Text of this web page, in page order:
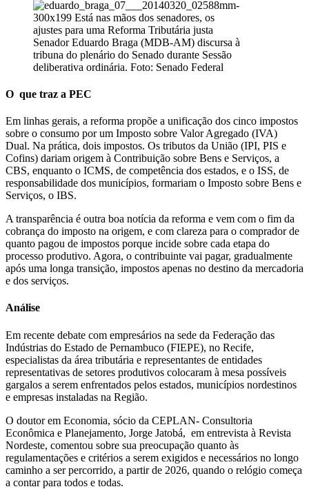
Senador Eduardo Braga (MDB-AM) discursa à
tribuna do plenário do Senado durante Sessão
deliberativa ordinária. Foto: Senado Federal
O que traz a PEC
Em linhas gerais, a reforma propõe a unificação dos cinco impostos
sobre o consumo por um Imposto sobre Valor Agregado (IVA)
Dual. Na prática, dois impostos. Os tributos da União (IPI, PIS e
Cofins) dariam origem à Contribuição sobre Bens e Serviços, a
CBS, enquanto o ICMS, de competência dos estados, e o ISS, de
responsabilidade dos municípios, formariam o Imposto sobre Bens e
Serviços, o IBS.
A transparência é outra boa notícia da reforma e vem com o fim da
cobrança do imposto na origem, e com clareza para o comprador de
quanto pagou de impostos porque incide sobre cada etapa do
processo produtivo. Agora, o contribuinte vai pagar, gradualmente
após uma longa transição, impostos apenas no destino da mercadoria
e dos serviços.
Análise
Em recente debate com empresários na sede da Federação das
Indústrias do Estado de Pernambuco (FIEPE), no Recife,
especialistas da área tributária e representantes de entidades
representativas de setores produtivos colocaram à mesa possíveis
gargalos a serem enfrentados pelos estados, municípios nordestinos
e empresas instaladas na Região.
O doutor em Economia, sócio da CEPLAN- Consultoria
Econômica e Planejamento, Jorge Jatobá, em entrevista à Revista
Nordeste, comentou sobre sua preocupação quanto às
regulamentações e critérios a serem exigidos e necessários no longo
caminho a ser percorrido, a partir de 2026, quando o relógio começa
a contar para todos e todas.